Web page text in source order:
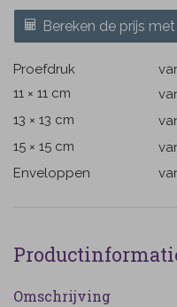
Bereken de prijs
Proefdruk
11 × 11 cm
13 × 13 cm
15 × 15 cm
Enveloppen
Omschrijving